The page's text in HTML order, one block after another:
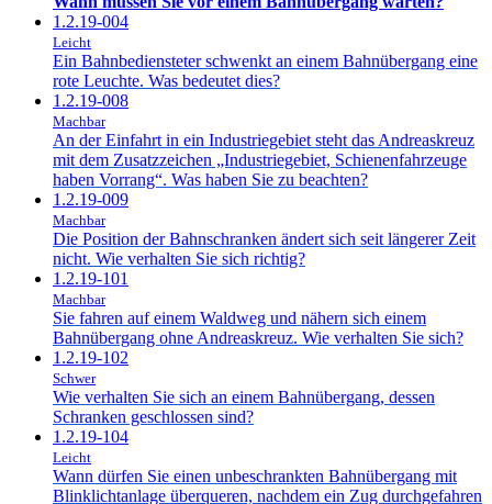
1.2.19-004
Leicht
Ein Bahnbediensteter schwenkt an einem Bahnübergang eine
rote Leuchte. Was bedeutet dies?
1.2.19-008
Machbar
An der Einfahrt in ein Industriegebiet steht das Andreaskreuz
mit dem Zusatzzeichen „Industriegebiet, Schienenfahrzeuge
haben Vorrang“. Was haben Sie zu beachten?
1.2.19-009
Machbar
Die Position der Bahnschranken ändert sich seit längerer Zeit
nicht. Wie verhalten Sie sich richtig?
1.2.19-101
Machbar
Sie fahren auf einem Waldweg und nähern sich einem
Bahnübergang ohne Andreaskreuz. Wie verhalten Sie sich?
1.2.19-102
Schwer
Wie verhalten Sie sich an einem Bahnübergang, dessen
Schranken geschlossen sind?
1.2.19-104
Leicht
Wann dürfen Sie einen unbeschrankten Bahnübergang mit
Blinklichtanlage überqueren, nachdem ein Zug durchgefahren